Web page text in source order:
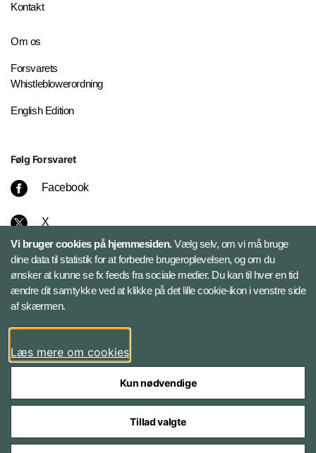
Kontakt
Om os
Forsvarets
Whistleblowerordning
English Edition
Følg Forsvaret
Facebook
X
Instagram
Bluesky
LinkedIn
Styrelser og myndigheder under Forsvarsministeriet
Vi bruger cookies på hjemmesiden.Vælg selv, om vi må bruge
dine data til statistik for at forbedre brugeroplevelsen, og om du
ønsker at kunne se fx feeds fra sociale medier. Du kan til hver en tid
ændre dit samtykke ved at klikke på det lille cookie-ikon i venstre side
af skærmen.
Læs mere om cookies
Kun nødvendige
Tillad valgte